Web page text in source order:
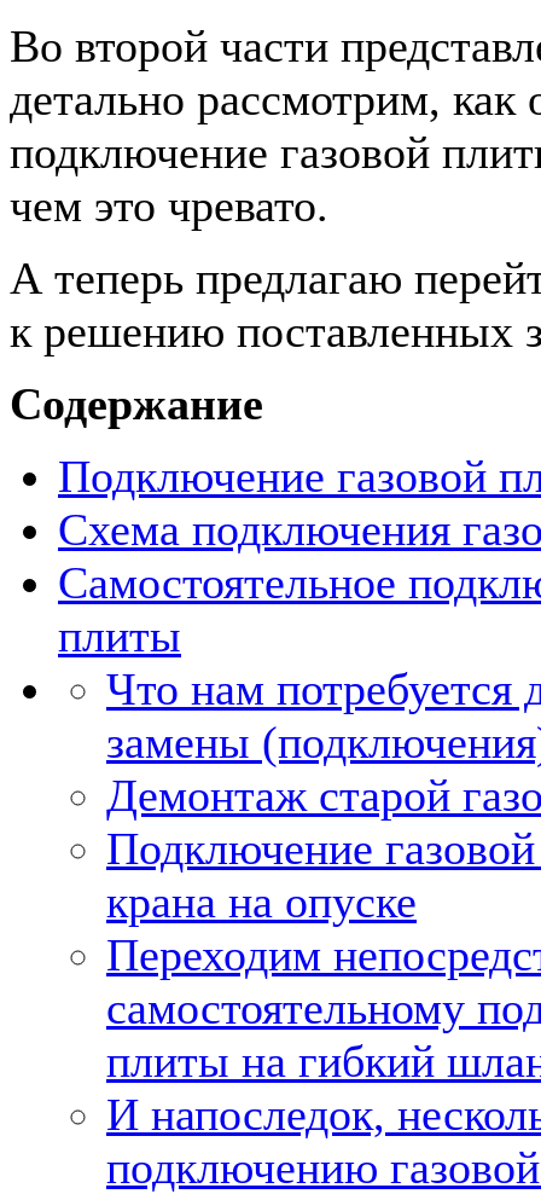
Во второй части
детально рассмотрим, как
подключение газовой
чем это чревато.
А теперь предлагаю
к решению поставленных
Содержание
Подключение газовой
Схема подключения
Самостоятельное
плиты
Что нам потребуется
замены
Демонтаж старой
Подключение
крана на опуске
Переходим
самостоятельному
плиты на гибкий
И напоследок,
подключению